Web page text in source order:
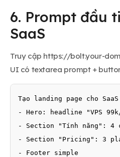
6. Prompt đầu
SaaS
Truy cập https://bolt.your-
UI có textarea prompt +
Tạo landing page cho SaaS
- Hero: headline "VPS
- Section "Tính năng": 4
- Section "Pricing": 3
- Footer simple